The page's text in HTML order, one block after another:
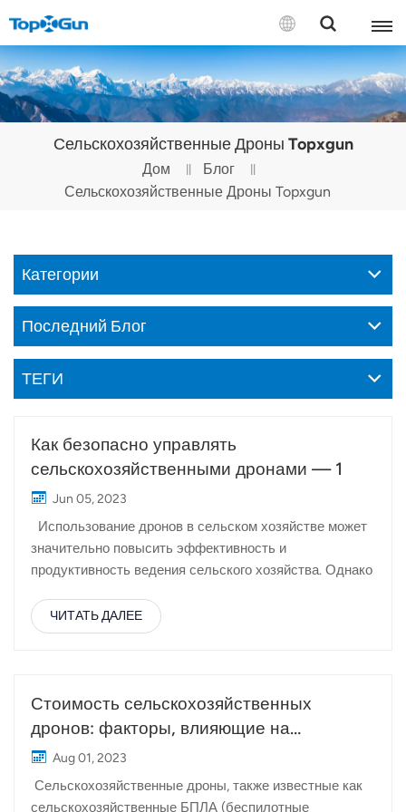
СВЯЗАТЬСЯ С НАМИ
English
Español
Русский
Tiếng Việt
Сельскохозяйственные Дроны Topxgun
Дом
Блог
Сельскохозяйственные Дроны Topxgun
Категории
Последний Блог
ТЕГИ
Как безопасно управлять
сельскохозяйственными дронами — 1
Jun 05, 2023
Использование дронов в сельском хозяйстве может
значительно повысить эффективность и
продуктивность ведения сельского хозяйства. Однако
безопасности, чтобы избежать столкновений дронов и
потенциального вреда людям и имуществу. В этой
эксплуатации Сельскохозяйственные дроны Topxgun.
1. Меры предосторожности при взлете Перед
безопасный старт: Подтвердите уровень заряда
батареи RC, чтобы обеспечить достаточную
ЧИТАТЬ ДАЛЕЕ
Стоимость сельскохозяйственных
дронов: факторы, влияющие на
ценообразование и инвестиции
Aug 01, 2023
Сельскохозяйственные дроны, также известные как
сельскохозяйственные БПЛА (беспилотные